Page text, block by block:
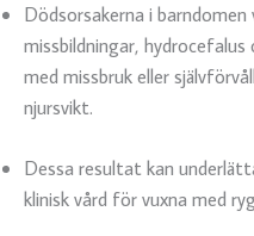
Dödsorsakerna i
missbildningar,
med missbruk eller
njursvikt.
Dessa resultat kan
klinisk vård för vuxna med